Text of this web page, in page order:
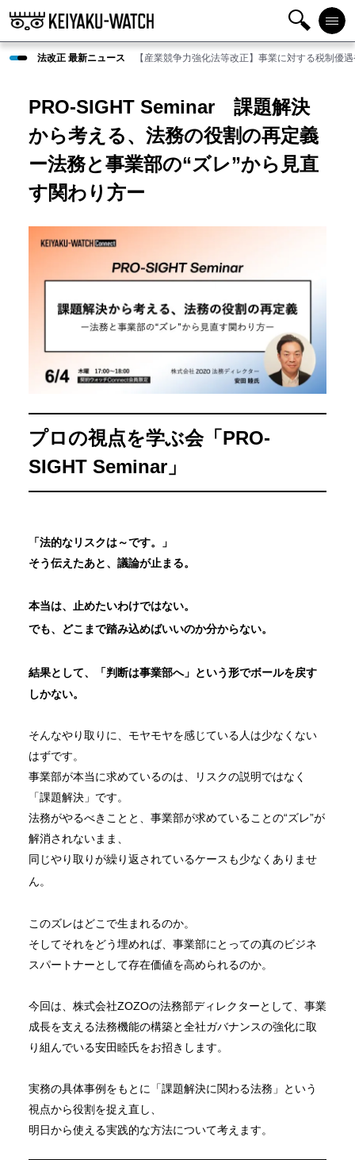
検
索
メニ
ュー
法改正 最新ニュース 【産業競争力強化法等改正】事業に対する税制優
PRO-SIGHT Seminar 課題解決
から考える、法務の役割の再定義
ー法務と事業部の“ズレ”から見直
す関わり方ー
プロの視点を学ぶ会「PRO-
SIGHT Seminar」
「法的なリスクは～です。」
そう伝えたあと、議論が止まる。
本当は、止めたいわけではない。
でも、どこまで踏み込めばいいのか分からない。
結果として、「判断は事業部へ」という形でボールを戻す
しかない。
そんなやり取りに、モヤモヤを感じている人は少なくない
はずです。
事業部が本当に求めているのは、リスクの説明ではなく
「課題解決」です。
法務がやるべきことと、事業部が求めていることの“ズレ”が
解消されないまま、
同じやり取りが繰り返されているケースも少なくありませ
ん。
このズレはどこで生まれるのか。
そしてそれをどう埋めれば、事業部にとっての真のビジネ
スパートナーとして存在価値を高められるのか。
今回は、株式会社ZOZOの法務部ディレクターとして、事業
成長を支える法務機能の構築と全社ガバナンスの強化に取
り組んでいる安田睦氏をお招きします。
実務の具体事例をもとに「課題解決に関わる法務」という
視点から役割を捉え直し、
明日から使える実践的な方法について考えます。